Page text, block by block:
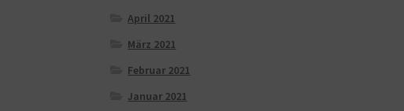
April 2021
März 2021
Februar 2021
Januar 2021